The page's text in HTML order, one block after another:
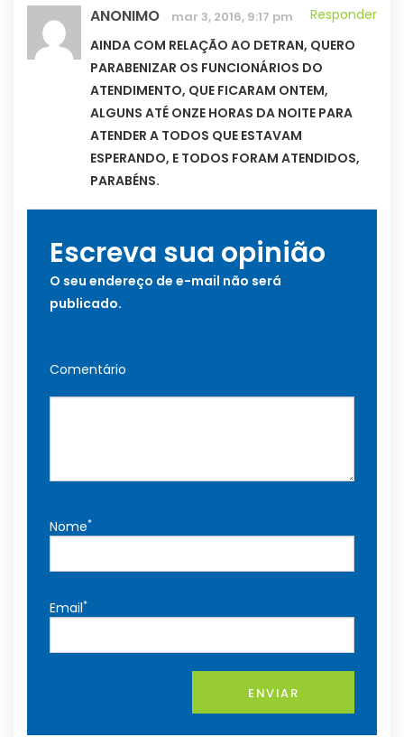
ANONIMO mar 3, 2016, 9:17 pm
Responder
AINDA COM RELAÇÃO AO DETRAN, QUERO
PARABENIZAR OS FUNCIONÁRIOS DO
ATENDIMENTO, QUE FICARAM ONTEM,
ALGUNS ATÉ ONZE HORAS DA NOITE PARA
ATENDER A TODOS QUE ESTAVAM
ESPERANDO, E TODOS FORAM ATENDIDOS,
PARABÉNS.
Escreva sua opinião
O seu endereço de e-mail não será
publicado.
Comentário
Nome*
Email*
ENVIAR